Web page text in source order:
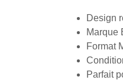
Design
Marque
Format
Parfait